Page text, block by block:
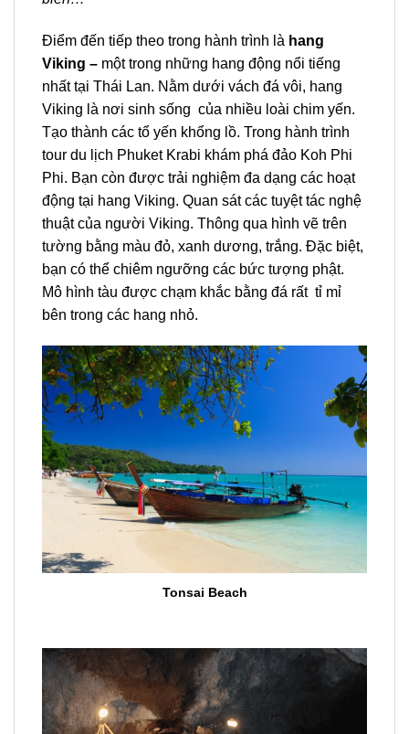
Điểm đến tiếp theo trong hành trình là hang
Viking – một trong những hang động nổi tiếng
nhất tại Thái Lan. Nằm dưới vách đá vôi, hang
Viking là nơi sinh sống của nhiều loài chim yến.
Tạo thành các tổ yến khổng lồ. Trong hành trình
tour du lịch Phuket Krabi khám phá đảo Koh Phi
Phi. Bạn còn được trải nghiệm đa dạng các hoạt
động tại hang Viking. Quan sát các tuyệt tác nghệ
thuật của người Viking. Thông qua hình vẽ trên
tường bằng màu đỏ, xanh dương, trắng. Đặc biệt,
bạn có thể chiêm ngưỡng các bức tượng phật.
Mô hình tàu được chạm khắc bằng đá rất tỉ mỉ
bên trong các hang nhỏ.
Tonsai Beach